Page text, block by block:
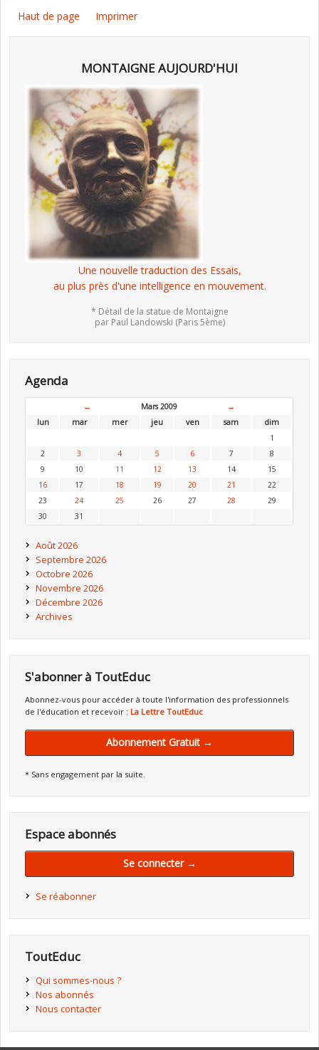
Haut de page Imprimer
MONTAIGNE AUJOURD'HUI
Une nouvelle traduction des Essais,
au plus près d'une intelligence en mouvement.
* Détail de la statue de Montaigne
par Paul Landowski (Paris 5ème)
Agenda
← Mars 2009
→
lun
mar mer jeu ven sam
dim
1
2
3 4 5 6 7
8
9
10 11 12 13 14
15
16
17 18 19 20 21
22
23
24 25 26 27 28
29
30
31
Août 2026
Septembre 2026
Octobre 2026
Novembre 2026
Décembre 2026
Archives
S'abonner à ToutEduc
Abonnez-vous pour accéder à toute l'information des professionnels
de l'éducation et recevoir : La Lettre ToutEduc
Abonnement Gratuit →
* Sans engagement par la suite.
Espace abonnés
Se connecter →
Se réabonner
ToutEduc
Qui sommes-nous ?
Nos abonnés
Nous contacter